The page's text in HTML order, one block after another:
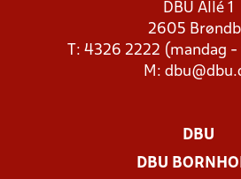
DBU Allé 1
2605
T: 4326 2222 (mandag
M:
DBU
DBU